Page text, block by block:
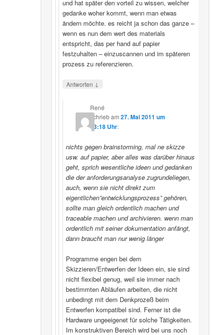
und hat später den vorteil zu wissen, welcher
gedanke woher kommt, wenn man etwas
ändern möchte. es reicht ja schon das ganze –
wenn es nun dem wert des materials
entspricht, das per hand auf papier
festzuhalten – einzuscannen und im späteren
prozess zu referenzieren.
Antworten ↓
René
schriebam27. Mai 2011 um
23:18 Uhr:
nichts gegen brainstorming, mal ne skizze
usw. auf papier, aber alles was darüber hinaus
geht, sprich wesentliche ideen und gedanken
die der anforderungsanalyse zugrundeliegen,
auch, wenn sie nicht direkt zum
eigentlichen”entwicklungsprozess” gehören,
sollte man gleich ordentlich machen und
traceable machen und archivieren. wenn man
ordentlich mit seiner dokumentation anfängt,
dann braucht man nur wenig länger
Programme engen bei dem
Skizzieren/Entwerfen der Ideen ein, sie sind
nicht flexibel genug, weil sie immer nach
bestimmten Abläufen arbeiten, die nicht
unbedingt mit dem Denkprozeß beim
Entwerfen kompatibel sind. Ferner ist die
Hardware ungeeigenet für solche Tätigkeiten.
Im konstruktiven Bereich wird bei uns noch